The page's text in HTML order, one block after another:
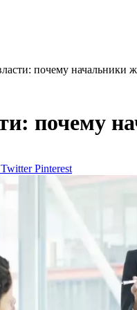
почему начальники
почему
Twitter Pinterest